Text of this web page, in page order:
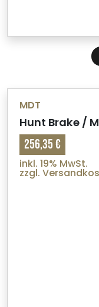
MDT
Hunt Brake /
256,35 €
inkl. 19% MwSt.
zzgl.